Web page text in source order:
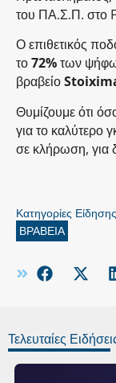
του ΠΑ.Σ.Π. στο
Ο επιθετικός
το72%των
βραβείο
Θυμίζουμε ότι
για το καλύτερο
σε κλήρωση, για
Κατηγορίες
ΒΡΑΒΕΙΑ
Τελευταίες